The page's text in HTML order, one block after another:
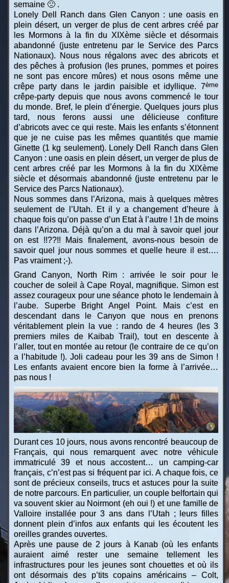
semaine 🙁 .
Lonely Dell Ranch dans Glen Canyon : une oasis en
plein désert, un verger de plus de cent arbres créé par
les Mormons à la fin du XIXème siècle et désormais
abandonné (juste entretenu par le Service des Parcs
Nationaux). Nous nous régalons avec des abricots et
des pêches à profusion (les prunes, pommes et poires
ne sont pas encore mûres) et nous osons même une
crêpe party dans le jardin paisible et idyllique. 7ème
crêpe-party depuis que nous avons commencé le tour
du monde. Bref, le plein d’énergie. Quelques jours plus
tard, nous ferons aussi une délicieuse confiture
d’abricots avec ce qui reste. Mais les enfants s’étonnent
que je ne cuise pas les mêmes quantités que mamie
Ginette (1 kg seulement). Lonely Dell Ranch dans Glen
Canyon : une oasis en plein désert, un verger de plus de
cent arbres créé par les Mormons à la fin du XIXème
siècle et désormais abandonné (juste entretenu par le
Service des Parcs Nationaux).
Nous sommes dans l’Arizona, mais à quelques mètres
seulement de l’Utah. Et il y a changement d’heure à
chaque fois qu’on passe d’un Etat à l’autre ! 1h de moins
dans l’Arizona. Déjà qu’on a du mal à savoir quel jour
on est !!??!! Mais finalement, avons-nous besoin de
savoir quel jour nous sommes et quelle heure il est….
Pas vraiment ;-).
Grand Canyon, North Rim : arrivée le soir pour le
coucher de soleil à Cape Royal, magnifique. Simon est
assez courageux pour une séance photo le lendemain à
l’aube. Superbe Bright Angel Point. Mais c’est en
descendant dans le Canyon que nous en prenons
véritablement plein la vue : rando de 4 heures (les 3
premiers miles de Kaibab Trail), tout en descente à
l’aller, tout en montée au retour (le contraire de ce qu’on
a l’habitude !). Joli cadeau pour les 39 ans de Simon !
Les enfants avaient encore bien la forme à l’arrivée…
pas nous !
Durant ces 10 jours, nous avons rencontré beaucoup de
Français, qui nous remarquent avec notre véhicule
immatriculé 39 et nous accostent… un camping-car
français, c’n’est pas si fréquent par ici. A chaque fois, ce
sont de précieux conseils, trucs et astuces pour la suite
de notre parcours. En particulier, un couple belfortain qui
va souvent skier au Noirmont (eh oui !) et une famille de
Valloire installée pour 3 ans dans l’Utah ; leurs filles
donnent plein d’infos aux enfants qui les écoutent les
oreilles grandes ouvertes.
Après une pause de 2 jours à Kanab (où les enfants
auraient aimé rester une semaine tellement les
infrastructures pour les jeunes sont chouettes et où ils
ont désormais des p’tits copains américains – Colt,